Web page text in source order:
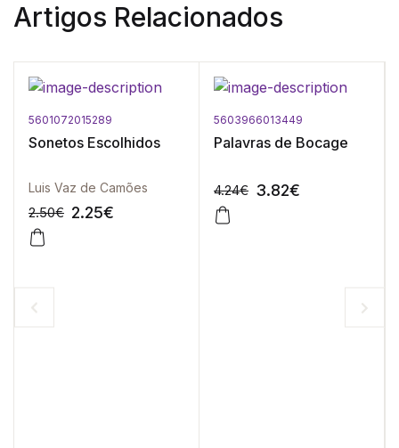
Artigos Relacionados
5601072015289
Sonetos Escolhidos
Luis Vaz de Camões
2.50€ 2.25€
-10%
5603966013449
Palavras de Bocage
4.24€ 3.82€